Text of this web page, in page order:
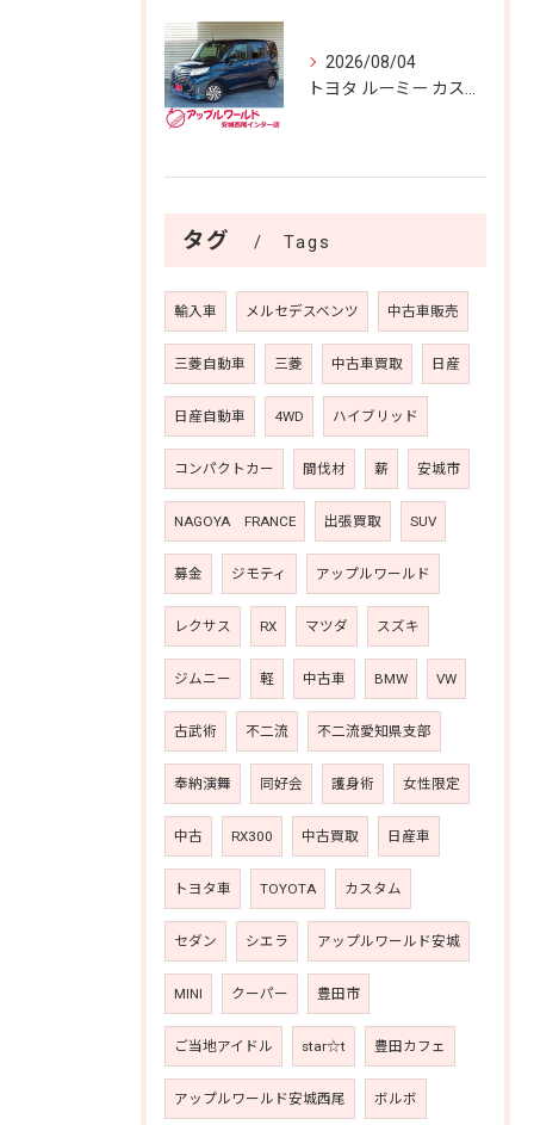
2026/08/04
タグ Tags
輸入車 メルセデスベンツ 中古車販売
三菱自動車 三菱 中古車買取 日産
日産自動車 4WD ハイブリッド
コンパクトカー 間伐材 薪 安城市
NAGOYA FRANCE 出張買取 SUV
募金 ジモティ アップルワールド
レクサス RX マツダ スズキ
ジムニー 軽 中古車 BMW VW
古武術 不二流 不二流愛知県支部
奉納演舞 同好会 護身術 女性限定
中古 RX300 中古買取 日産車
トヨタ車 TOYOTA カスタム
セダン シエラ アップルワールド安城
MINI クーパー 豊田市
ご当地アイドル star☆t 豊田カフェ
アップルワールド安城西尾 ボルボ